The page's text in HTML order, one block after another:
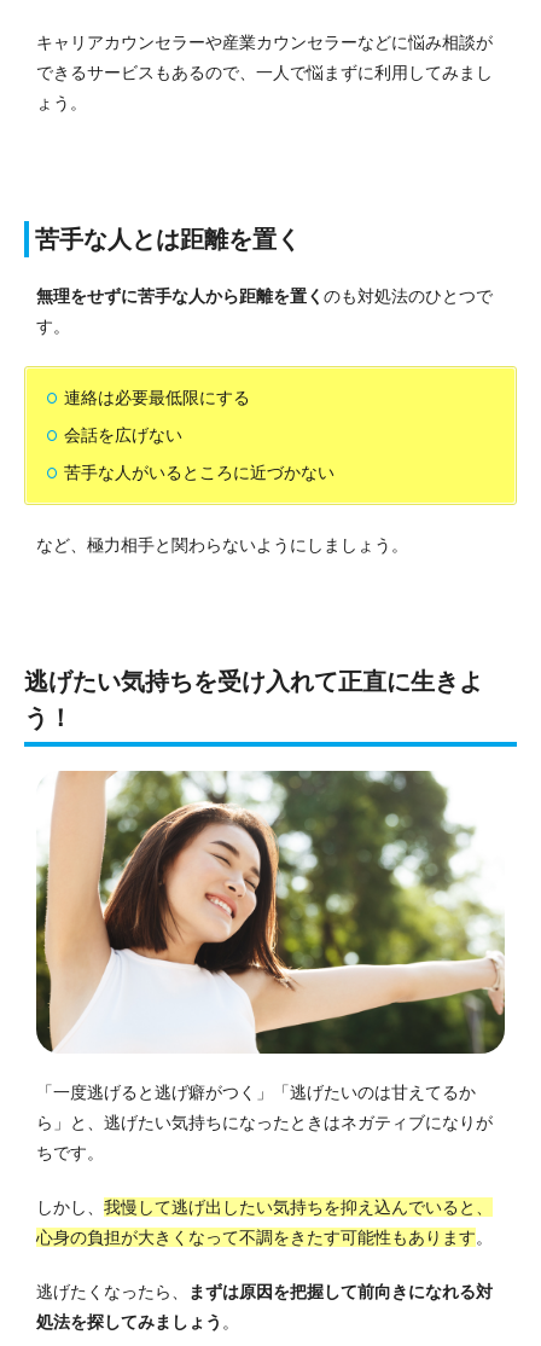
キャリアカウンセラーや産業カウンセラーなどに悩み相談が
できるサービスもあるので、一人で悩まずに利用してみまし
ょう。
苦手な人とは距離を置く
無理をせずに苦手な人から距離を置く のも対処法のひとつで
す。
連絡は必要最低限にする
会話を広げない
苦手な人がいるところに近づかない
など、極力相手と関わらないようにしましょう。
逃げたい気持ちを受け入れて正直に生きよ
う！
「一度逃げると逃げ癖がつく」「逃げたいのは甘えてるか
ら」と、逃げたい気持ちになったときはネガティブになりが
ちです。
しかし、 我慢して逃げ出したい気持ちを抑え込んでいると、
心身の負担が大きくなって不調をきたす可能性もあります。
逃げたくなったら、
まずは原因を把握して前向きになれる対
処法を探してみましょう 。